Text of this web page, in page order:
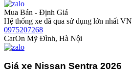
Mua Bán - Định Giá
Hệ thống xe đã qua sử dụng lớn nhất VN
0975207268
CarOn Mỹ Đình, Hà Nội
Giá xe Nissan Sentra 2026